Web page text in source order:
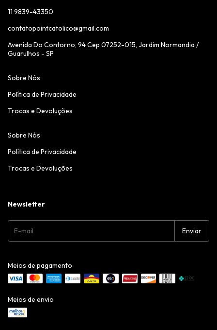
11 9839-43350
contatopointcatolico@gmail.com
Avenida Do Contorno, 94 Cep 07252-015, Jardim Normandia /
Guarulhos - SP
Sobre Nós
Política de Privacidade
Trocas e Devoluções
Sobre Nós
Política de Privacidade
Trocas e Devoluções
Newsletter
Meios de pagamento
Meios de envio